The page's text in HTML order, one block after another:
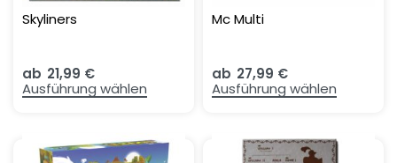
Skyliners
ab 21,99 €
Ausführung wählen
Mc Multi
ab 27,99 €
Ausführung wählen